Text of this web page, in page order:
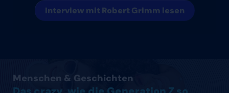
Interview mit Robert Grimm lesen
Menschen & Geschichten